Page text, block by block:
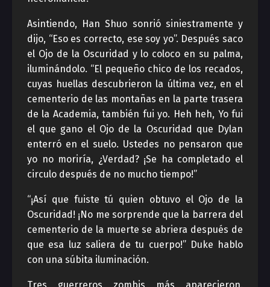
Asintiendo, Han Shuo sonrió siniestramente y
dijo, “Eso es correcto, ese soy yo”. Después saco
el Ojo de la Oscuridad y lo coloco en su palma,
iluminándolo. “El pequeño chico de los recados,
cuyas huellas descubrieron la última vez, en el
cementerio de las montañas en la parte trasera
de la Academia, también fui yo. Heh heh, Yo fui
el que gano el Ojo de la Oscuridad que Dylan
enterró en el suelo. Ustedes no pensaron que
yo no moriría, ¿Verdad? ¡Se ha completado el
circulo después de no mucho tiempo!”
“¡Así que fuiste tú quien obtuvo el Ojo de la
Oscuridad! ¡No me sorprende que la barrera del
cementerio de la muerte se abriera después de
que esa luz saliera de tu cuerpo!” Duke hablo
con una súbita iluminación.